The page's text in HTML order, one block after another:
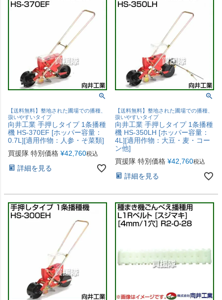
【送料無料】整地された圃場での播種、
扱いやすいタイプ
向井工業 手押しタイプ 1条播種
機 HS-370EF [ホッパー容量：
0.7L][適用作物：人参・そ菜類]
買援隊 特別価格 ¥42,760税込
詳細を見る
【送料無料】整地された圃場での播種、
扱いやすいタイプ
向井工業 手押しタイプ 1条播種
機 HS-350LH [ホッパー容量：
4L][適用作物：大豆・麦・コー
ン他]
買援隊 特別価格 ¥42,760税込
詳細を見る